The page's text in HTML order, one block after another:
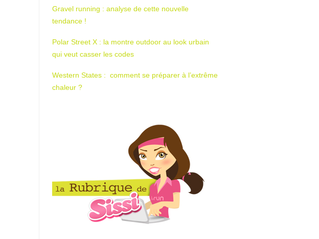
Gravel running : analyse de cette nouvelle
tendance !
Polar Street X : la montre outdoor au look urbain
qui veut casser les codes
Western States : comment se préparer à l’extrême
chaleur ?